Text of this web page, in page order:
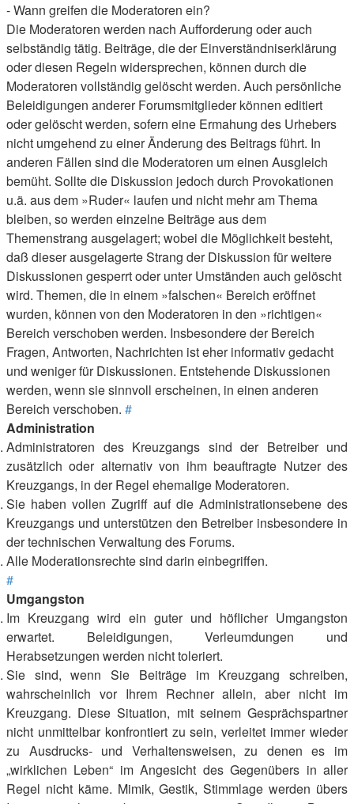
- Wann greifen die Moderatoren ein?
Die Moderatoren werden nach Aufforderung oder auch
selbständig tätig. Beiträge, die der Einverständniserklärung
oder diesen Regeln widersprechen, können durch die
Moderatoren vollständig gelöscht werden. Auch persönliche
Beleidigungen anderer Forumsmitglieder können editiert
oder gelöscht werden, sofern eine Ermahung des Urhebers
nicht umgehend zu einer Änderung des Beitrags führt. In
anderen Fällen sind die Moderatoren um einen Ausgleich
bemüht. Sollte die Diskussion jedoch durch Provokationen
u.ä. aus dem »Ruder« laufen und nicht mehr am Thema
bleiben, so werden einzelne Beiträge aus dem
Themenstrang ausgelagert; wobei die Möglichkeit besteht,
daß dieser ausgelagerte Strang der Diskussion für weitere
Diskussionen gesperrt oder unter Umständen auch gelöscht
wird. Themen, die in einem »falschen« Bereich eröffnet
wurden, können von den Moderatoren in den »richtigen«
Bereich verschoben werden. Insbesondere der Bereich
Fragen, Antworten, Nachrichten ist eher informativ gedacht
und weniger für Diskussionen. Entstehende Diskussionen
werden, wenn sie sinnvoll erscheinen, in einen anderen
Bereich verschoben. #
Administration
Administratoren des Kreuzgangs sind der Betreiber und
zusätzlich oder alternativ von ihm beauftragte Nutzer des
Kreuzgangs, in der Regel ehemalige Moderatoren.
Sie haben vollen Zugriff auf die Administrationsebene des
Kreuzgangs und unterstützen den Betreiber insbesondere in
der technischen Verwaltung des Forums.
Alle Moderationsrechte sind darin einbegriffen.
#
Umgangston
Im Kreuzgang wird ein guter und höflicher Umgangston
erwartet. Beleidigungen, Verleumdungen und
Herabsetzungen werden nicht toleriert.
Sie sind, wenn Sie Beiträge im Kreuzgang schreiben,
wahrscheinlich vor Ihrem Rechner allein, aber nicht im
Kreuzgang. Diese Situation, mit seinem Gesprächspartner
nicht unmittelbar konfrontiert zu sein, verleitet immer wieder
zu Ausdrucks- und Verhaltensweisen, zu denen es im
„wirklichen Leben“ im Angesicht des Gegenübers in aller
Regel nicht käme. Mimik, Gestik, Stimmlage werden übers